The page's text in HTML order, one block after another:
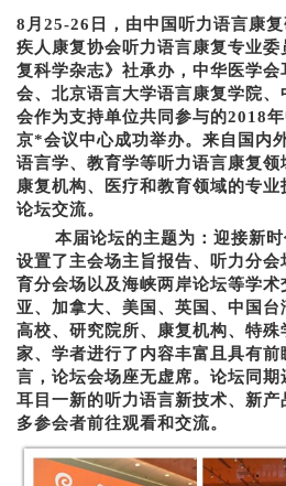
8 月25-26日，由中国听力语言康
疾人康复协会听力语言康复专业
复科学杂志》社承办，中华医学
会、北京语言大学语言康复学院
会作为支持单位共同参与的2018
京*会议中心成功举办。来自国内
语言学、教育学等听力语言康复
康复机构、医疗和教育领域的专
论坛交流。
本届论坛的主题为：迎接新
设置了主会场主旨报告、听力分
育分会场以及海峡两岸论坛等学术
亚、加拿大、美国、英国、中国台
高校、研究院所、康复机构、特
家、学者进行了内容丰富且具有
言，论坛会场座无虚席。论坛同期
耳目一新的听力语言新技术、新
多参会者前往观看和交流。